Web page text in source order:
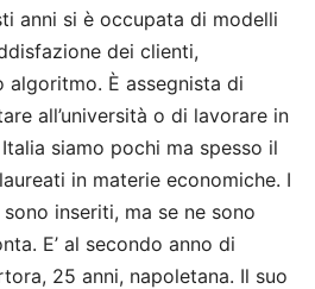
anni si è occupata di modelli
dei clienti,
algoritmo. È assegnista di
all’università o di lavorare in
siamo pochi ma spesso il
in materie economiche. I
inseriti, ma se ne sono
E’ al secondo anno di
25 anni, napoletana. Il suo